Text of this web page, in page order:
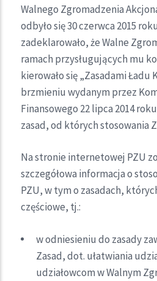
Walnego Zgromadzenia
odbyło się 30 czerwca 2015
zadeklarowało, że Walne
ramach przysługujących mu
kierowało się „Zasadami Ładu
brzmieniu wydanym przez
Finansowego 22 lipca 2014
zasad, od których stosowania
Na stronie internetowej PZU
szczegółowa informacja o
PZU, w tym o zasadach,
częściowe, tj.:
w odniesieniu do zasady
Zasad, dot. ułatwiania
udziałowcom w Walnym